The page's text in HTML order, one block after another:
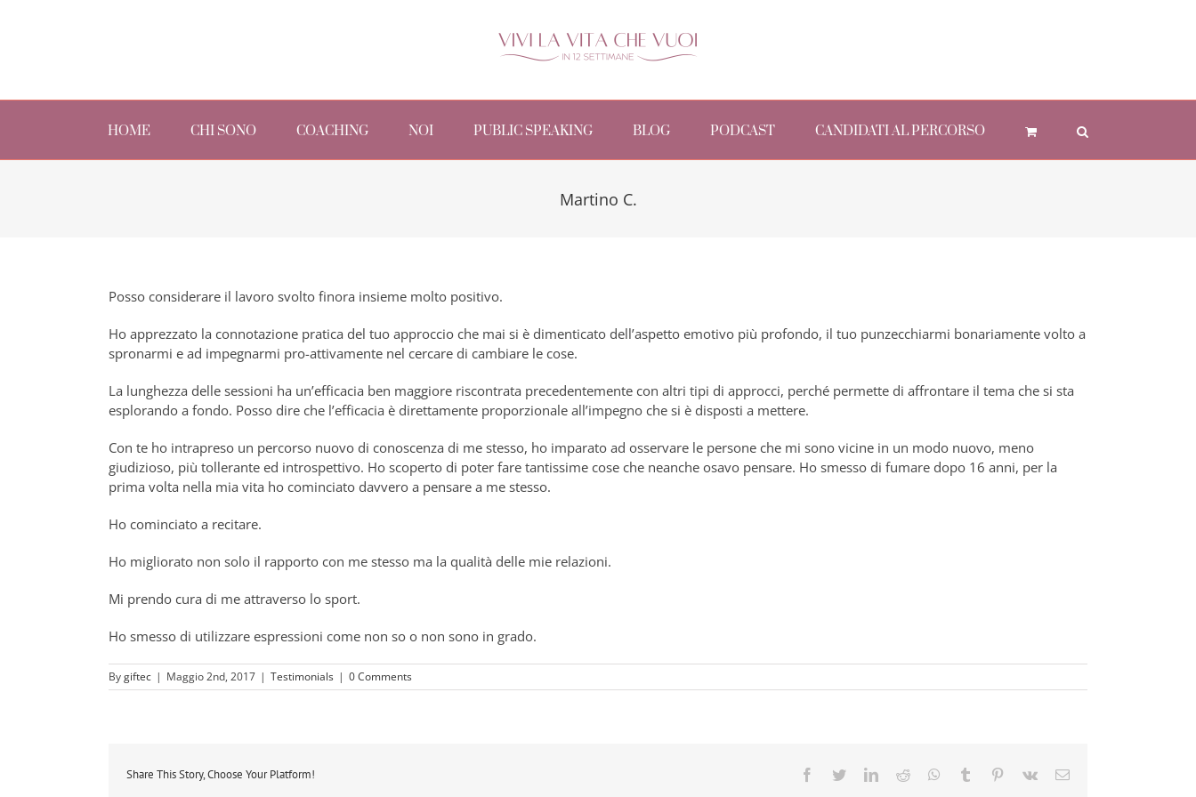
Search
HOME CHI SONO COACHING NOI PUBLIC SPEAKING BLOG PODCAST CANDIDATI AL PERCORSO
Martino C.
Posso considerare il lavoro svolto finora insieme molto positivo.
Ho apprezzato la connotazione pratica del tuo approccio che mai si è dimenticato dell’aspetto emotivo più profondo, il tuo punzecchiarmi bonariamente volto a
spronarmi e ad impegnarmi pro-attivamente nel cercare di cambiare le cose.
La lunghezza delle sessioni ha un’efficacia ben maggiore riscontrata precedentemente con altri tipi di approcci, perché permette di affrontare il tema che si sta
esplorando a fondo. Posso dire che l’efficacia è direttamente proporzionale all’impegno che si è disposti a mettere.
Con te ho intrapreso un percorso nuovo di conoscenza di me stesso, ho imparato ad osservare le persone che mi sono vicine in un modo nuovo, meno
giudizioso, più tollerante ed introspettivo. Ho scoperto di poter fare tantissime cose che neanche osavo pensare. Ho smesso di fumare dopo 16 anni, per la
prima volta nella mia vita ho cominciato davvero a pensare a me stesso.
Ho cominciato a recitare.
Ho migliorato non solo il rapporto con me stesso ma la qualità delle mie relazioni.
Mi prendo cura di me attraverso lo sport.
Ho smesso di utilizzare espressioni come non so o non sono in grado.
Bygiftec | Maggio 2nd, 2017 | Testimonials | 0 Comments
Share This Story, Choose Your Platform! Facebook
TwitterLinkedIn
Reddit Whatsapp
Tumblr Pinterest
Vk Email